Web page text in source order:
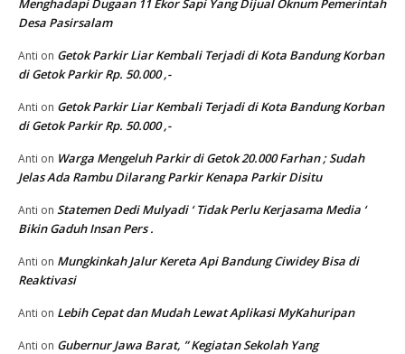
Menghadapi Dugaan 11 Ekor Sapi Yang Dijual Oknum Pemerintah
Desa Pasirsalam
Anti on Getok Parkir Liar Kembali Terjadi di Kota Bandung Korban
di Getok Parkir Rp. 50.000 ,-
Anti on Getok Parkir Liar Kembali Terjadi di Kota Bandung Korban
di Getok Parkir Rp. 50.000 ,-
Anti on Warga Mengeluh Parkir di Getok 20.000 Farhan ; Sudah
Jelas Ada Rambu Dilarang Parkir Kenapa Parkir Disitu
Anti on Statemen Dedi Mulyadi ‘ Tidak Perlu Kerjasama Media ‘
Bikin Gaduh Insan Pers .
Anti on Mungkinkah Jalur Kereta Api Bandung Ciwidey Bisa di
Reaktivasi
Anti on Lebih Cepat dan Mudah Lewat Aplikasi MyKahuripan
Anti on Gubernur Jawa Barat, ” Kegiatan Sekolah Yang